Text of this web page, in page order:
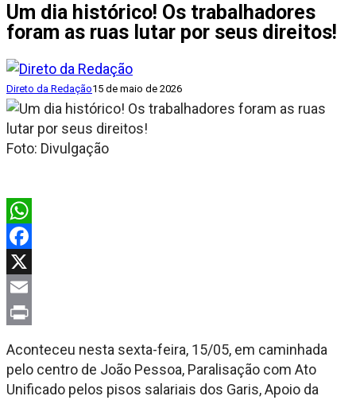
Um dia histórico! Os trabalhadores
foram as ruas lutar por seus direitos!
Direto da Redação15 de maio de 2026
Foto: Divulgação
WhatsApp
Facebook
X
Email
Aconteceu nesta sexta-feira, 15/05, em caminhada
pelo centro de João Pessoa, Paralisação com Ato
Unificado pelos pisos salariais dos Garis, Apoio da